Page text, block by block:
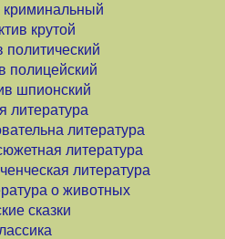
криминальный
крутой
политический
полицейский
шпионский
литература
литература
литература
литература
о животных
сказки